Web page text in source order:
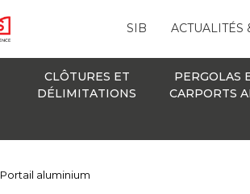
SIB ACTUALITÉS
CLÔTURES ET
DÉLIMITATIONS
PERGOLAS
CARPORTS
Portail aluminium